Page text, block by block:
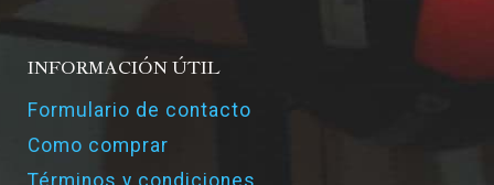
INFORMACIÓN ÚTIL
Formulario de contacto
Como comprar
Términos y condiciones